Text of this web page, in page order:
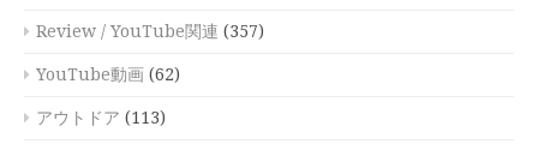
Review / YouTube関連 (357)
YouTube動画 (62)
アウトドア (113)